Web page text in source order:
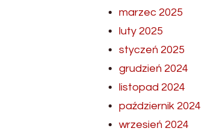
marzec 2025
luty 2025
styczeń 2025
grudzień 2024
listopad 2024
październik 2024
wrzesień 2024